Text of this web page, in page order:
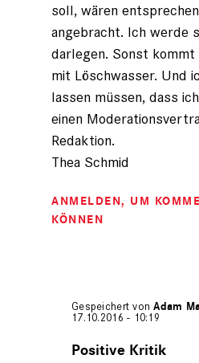
soll, wären
angebracht. Ich werde
darlegen. Sonst kommt
mit Löschwasser. Und
lassen müssen, dass
einen
Redaktion.
Thea Schmid
ANMELDEN, UM
KÖNNEN
Gespeichert vonAdam
17.10.2016 - 10:19
auf
Positive Kritik